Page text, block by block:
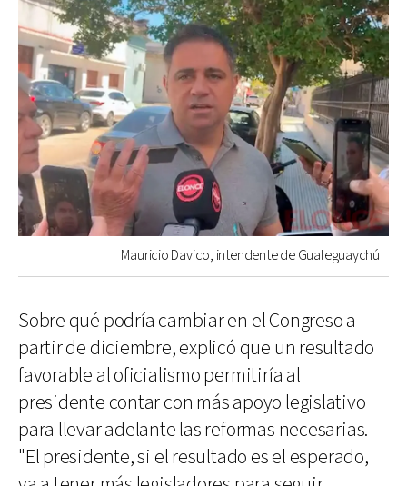
Mauricio Davico, intendente de Gualeguaychú
Sobre qué podría cambiar en el Congreso a
partir de diciembre, explicó que un resultado
favorable al oficialismo permitiría al
presidente contar con más apoyo legislativo
para llevar adelante las reformas necesarias.
"El presidente, si el resultado es el esperado,